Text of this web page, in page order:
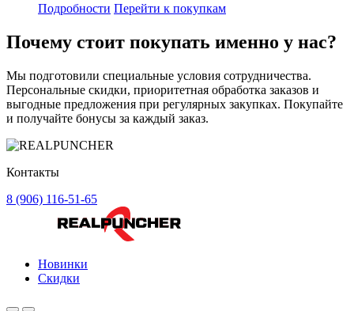
Подробности Перейти к покупкам
Почему стоит покупать именно у нас?
Мы подготовили специальные условия сотрудничества.
Персональные скидки, приоритетная обработка заказов и
выгодные предложения при регулярных закупках. Покупайте
и получайте бонусы за каждый заказ.
Контакты
8 (906) 116-51-65
Новинки
Скидки